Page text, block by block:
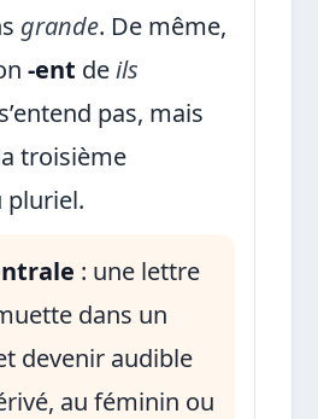
grande. De même,
-ent deils
pas, mais
troisième
pluriel.
: une lettre
dans un
devenir audible
au féminin ou